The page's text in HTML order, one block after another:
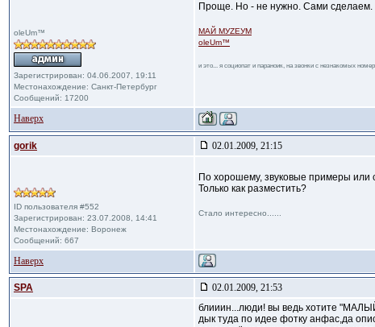
oleUm™
Зарегистрирован: 04.06.2007, 19:11
Местонахождение: Санкт-Петербург
Сообщений: 17200
Проще. Но - не нужно. Сами сделаем.
МАЙ МУZЕУМ
oleUm™
и это... я социопат и параноик, на звонки с незнакомых
Наверх
gorik 02.01.2009, 21:15
ID пользователя #552
Зарегистрирован: 23.07.2008, 14:41
Местонахождение: Воронеж
Сообщений: 667
По хорошему, звуковые примеры или
Только как разместить?
Стало интересно......
Наверх
SPA 02.01.2009, 21:53
блииин...люди! вы ведь хотите
дык туда по идее фотку анфас,да